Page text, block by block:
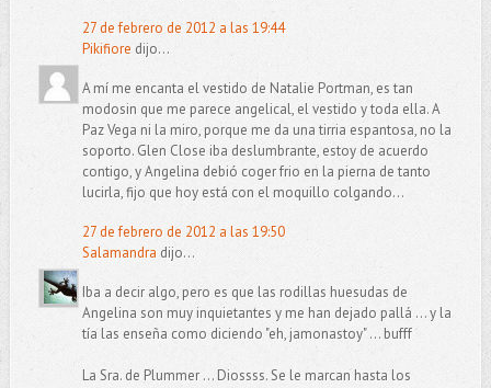
27 de febrero de 2012 a las 19:44
Pikifiore dijo...
A mí me encanta el vestido de Natalie Portman, es tan
modosin que me parece angelical, el vestido y toda ella. A
Paz Vega ni la miro, porque me da una tirria espantosa, no la
soporto. Glen Close iba deslumbrante, estoy de acuerdo
contigo, y Angelina debió coger frio en la pierna de tanto
lucirla, fijo que hoy está con el moquillo colgando...
27 de febrero de 2012 a las 19:50
Salamandra dijo...
Iba a decir algo, pero es que las rodillas huesudas de
Angelina son muy inquietantes y me han dejado pallá ... y la
tía las enseña como diciendo "eh, jamonastoy" ... bufff
La Sra. de Plummer ... Diossss. Se le marcan hasta los